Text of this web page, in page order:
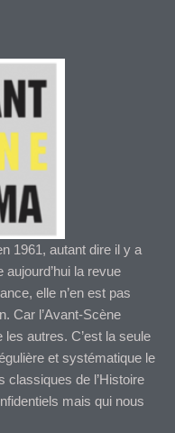
1961, autant dire il y a
aujourd’hui la revue
elle n’en est pas
Car l’Avant-Scène
autres. C’est la seule
et systématique le
classiques de l’Histoire
mais qui nous